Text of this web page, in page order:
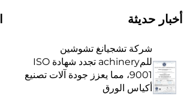
أخبار حديثة
شركة تشجيانغ تشوشين
للمachinery تجدد شهادة ISO
9001، مما يعزز جودة آلات تصنيع
أكياس الورق